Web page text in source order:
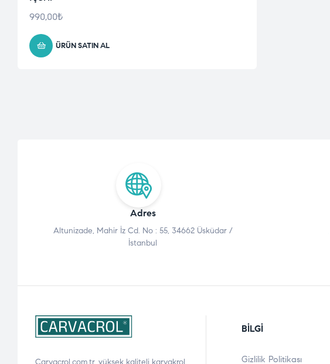
990,00₺
ÜRÜN SATIN AL
Adres
Altunizade, Mahir İz Cd. No : 55, 34662 Üsküdar /
İstanbul
Carvacrol.com.tr, yüksek kaliteli karvakrol
BILGI
Gizlilik Politikası